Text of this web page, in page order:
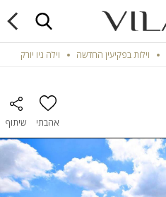
וילות בפקיעין החדשה וילה ניו יורק
אהבתי שיתוף